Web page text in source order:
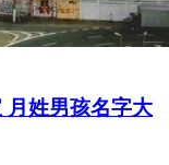
月姓男孩名字大